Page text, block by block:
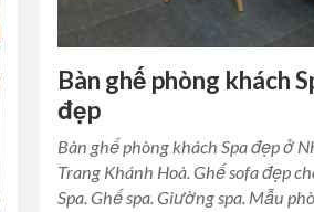
Bàn ghế phòng khách
đẹp
Bàn ghế phòng khách Spa đẹp ở
Trang Khánh Hoà. Ghế sofa đẹp
Spa. Ghế spa. Giường spa. Mẫu